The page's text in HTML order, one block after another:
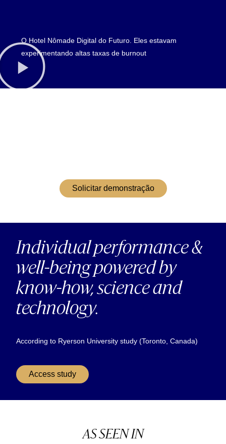
O Hotel Nômade Digital do Futuro. Eles estavam
experimentando altas taxas de burnout
Solicitar demonstração
Individual performance &
well-being powered by
know-how, science and
technology.
According to Ryerson University study (Toronto, Canada)
Access study
AS SEEN IN